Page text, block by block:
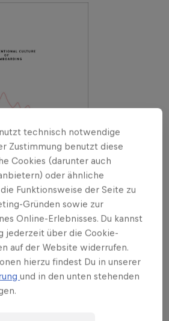
technisch notwendige
Zustimmung benutzt diese
Cookies (darunter auch
oder ähnliche
Funktionsweise der Seite zu
Gründen sowie zur
Online-Erlebnisses. Du kannst
jederzeit über die Cookie-
auf der Website widerrufen.
hierzu findest Du in unserer
und in den unten stehenden